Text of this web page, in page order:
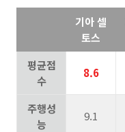
기아 셀
토스
평균점
수
8.6
주행성
능
9.1